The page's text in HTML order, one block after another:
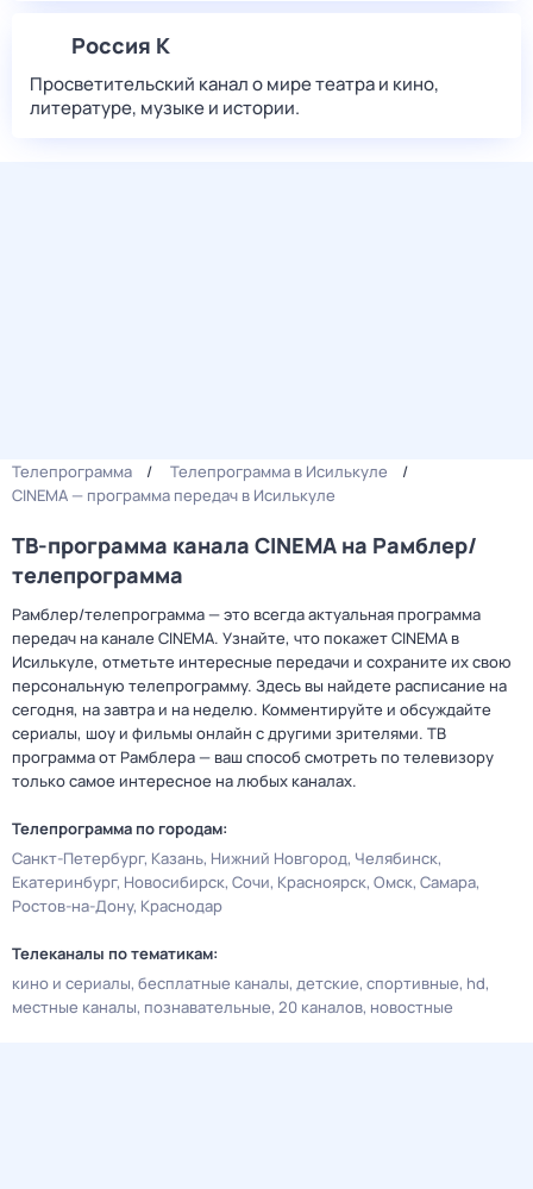
Россия К
Просветительский канал о мире театра и кино,
литературе, музыке и истории.
Телепрограмма
Телепрограмма в Исилькуле
CINEMA — программа передач в Исилькуле
ТВ-программа канала CINEMA на Рамблер/
телепрограмма
Рамблер/телепрограмма — это всегда актуальная программа
передач на канале CINEMA. Узнайте, что покажет CINEMA в
Исилькуле, отметьте интересные передачи и сохраните их свою
персональную телепрограмму. Здесь вы найдете расписание на
сегодня, на завтра и на неделю. Комментируйте и обсуждайте
сериалы, шоу и фильмы онлайн с другими зрителями. ТВ
программа от Рамблера — ваш способ смотреть по телевизору
только самое интересное на любых каналах.
Телепрограмма по городам:
Санкт-Петербург Казань Нижний Новгород Челябинск
Екатеринбург Новосибирск Сочи Красноярск Омск Самара
Ростов-на-Дону Краснодар
Телеканалы по тематикам:
кино и сериалы бесплатные каналы детские спортивные hd
местные каналы познавательные 20 каналов новостные